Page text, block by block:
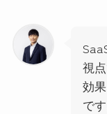
視
効
です